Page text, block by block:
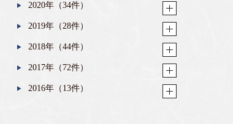
2020年（34件）
2019年（28件）
2018年（44件）
2017年（72件）
2016年（13件）